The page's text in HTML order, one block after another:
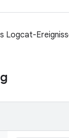
Logcat-